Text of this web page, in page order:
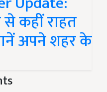
कहीं राहत
अपने शहर के